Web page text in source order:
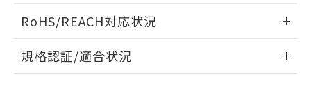
ドすることができます。
ログイン/会員登録
RoHS/REACH対応状況
EU RoHS 注意事項・凡例
規格認証/適合状況
物質の対応では、対応完了までの期間は出
荷製品に未対応品が混在することから備考
欄に対応日を記載しておりました。
既に当社にて対応品への在庫切替を完了